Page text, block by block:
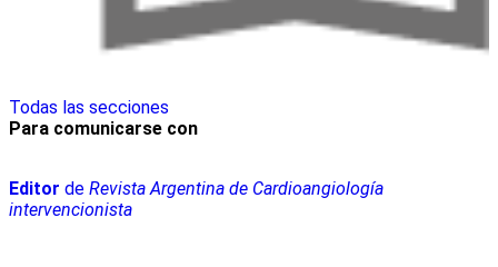
Todas las secciones
Para comunicarse con
Editor de Revista Argentina de Cardioangiología
intervencionista